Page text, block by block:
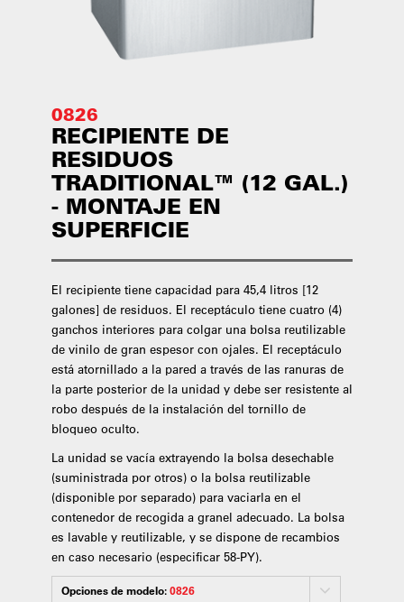
0826
RECIPIENTE DE
RESIDUOS
TRADITIONAL™ (12 GAL.)
- MONTAJE EN
SUPERFICIE
El recipiente tiene capacidad para 45,4 litros [12
galones] de residuos. El receptáculo tiene cuatro (4)
ganchos interiores para colgar una bolsa reutilizable
de vinilo de gran espesor con ojales. El receptáculo
está atornillado a la pared a través de las ranuras de
la parte posterior de la unidad y debe ser resistente al
robo después de la instalación del tornillo de
bloqueo oculto.
La unidad se vacía extrayendo la bolsa desechable
(suministrada por otros) o la bolsa reutilizable
(disponible por separado) para vaciarla en el
contenedor de recogida a granel adecuado. La bolsa
es lavable y reutilizable, y se dispone de recambios
en caso necesario (especificar 58-PY).
Opciones de modelo:0826